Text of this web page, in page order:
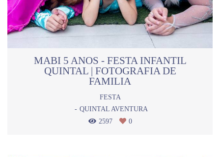
MABI 5 ANOS - FESTA INFANTIL
QUINTAL | FOTOGRAFIA DE
FAMILIA
FESTA
QUINTAL AVENTURA
2597
0